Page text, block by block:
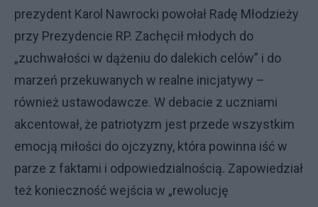
prezydent Karol Nawrocki powołał Radę Młodzieży
przy Prezydencie RP. Zachęcił młodych do
„zuchwałości w dążeniu do dalekich celów” i do
marzeń przekuwanych w realne inicjatywy –
również ustawodawcze. W debacie z uczniami
akcentował, że patriotyzm jest przede wszystkim
emocją miłości do ojczyzny, która powinna iść w
parze z faktami i odpowiedzialnością. Zapowiedział
też konieczność wejścia w „rewolucję